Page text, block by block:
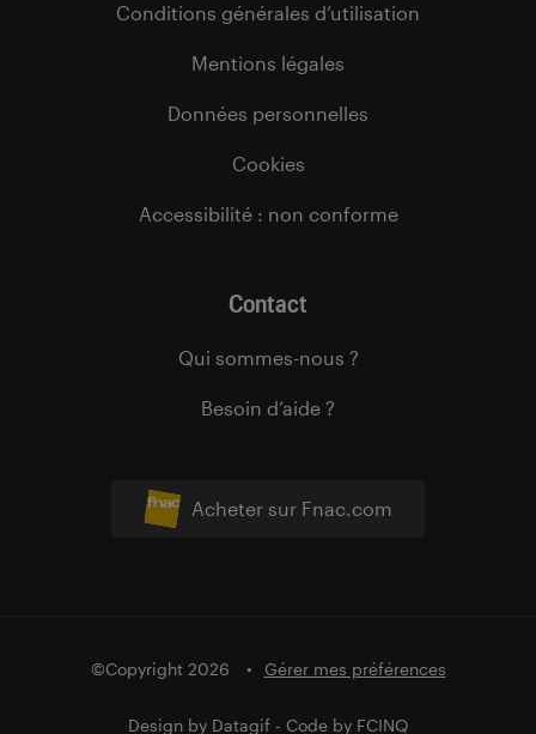
Acheter sur Fnac.com
Conditions générales d’utilisation
Mentions légales
Données personnelles
Cookies
Accessibilité : non conforme
Contact
Qui sommes-nous ?
Besoin d’aide ?
©Copyright 2026 Gérer mes préférences
Design by Datagif - Code by FCINQ